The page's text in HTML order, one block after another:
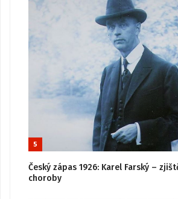
5
Český zápas 1926: Karel Farský –
choroby